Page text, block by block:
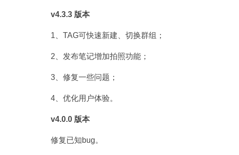
v4.3.3 版本
1、TAG可快速新建、切换群组；
2、发布笔记增加拍照功能；
3、修复一些问题；
4、优化用户体验。
v4.0.0 版本
修复已知bug。